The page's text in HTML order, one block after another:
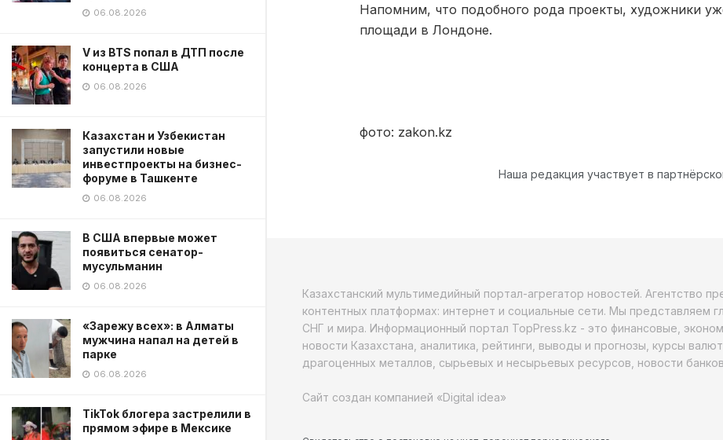
06.08.2026
V из BTS попал в ДТП после
концерта в США
06.08.2026
Казахстан и Узбекистан
запустили новые
инвестпроекты на бизнес-
форуме в Ташкенте
06.08.2026
В США впервые может
появиться сенатор-
мусульманин
06.08.2026
«Зарежу всех»: в Алматы
мужчина напал на детей в
парке
06.08.2026
TikTok блогера застрелили в
прямом эфире в Мексике
Напомним, что подобного рода проекты, художники
площади в Лондоне.
фото: zakon.kz
Наша редакция участвует в
Казахстанский мультимедийный портал-агрегатор новостей. Агентство
контентных платформах: интернет и социальные сети. Мы представляем
СНГ и мира. Информационный портал TopPress.kz - это финансовые,
новости Казахстана, аналитика, рейтинги, выводы и прогнозы, курсы
драгоценных металлов, сырьевых и несырьевых ресурсов, новости
Сайт создан компанией «Digital idea»